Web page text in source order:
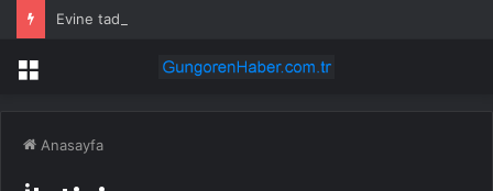
Menü
Anasayfa